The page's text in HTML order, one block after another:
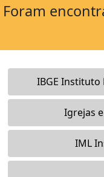
IBGE Instituto
Igrejas
IML
Foram